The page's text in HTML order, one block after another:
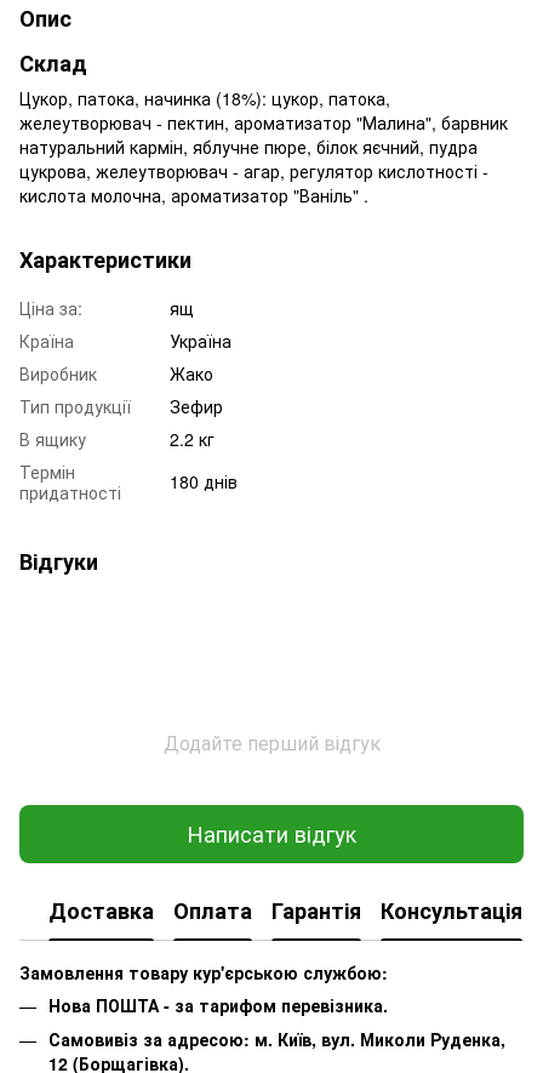
Опис
Склад
Цукор, патока, начинка (18%): цукор, патока,
желеутворювач - пектин, ароматизатор "Малина", барвник
натуральний кармін, яблучне пюре, білок яєчний, пудра
цукрова, желеутворювач - агар, регулятор кислотності -
кислота молочна, ароматизатор "Ваніль" .
Характеристики
Ціна за:
ящ
Країна
Україна
Виробник
Жако
Тип продукції
Зефир
В ящику
2.2 кг
Термін
придатності
180 днів
Відгуки
Додайте перший відгук
Написати відгук
Доставка Оплата Гарантія Консультація
Замовлення товару кур'єрською службою:
Нова ПОШТА - за тарифом перевізника.
Самовивіз за адресою: м. Київ, вул. Миколи Руденка,
12 (Борщагівка).